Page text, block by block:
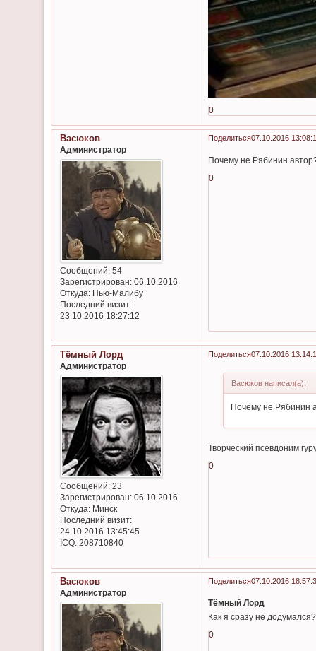
0
Поделиться07.10.2016
Васюков
Администратор
Сообщений:54
Зарегистрирован: 06.10.2016
Откуда:Нью-Малибу
Последний визит:
23.10.2016 18:27:12
Почему не Рябинин
0
Поделиться07.10.2016
Тёмный Лорд
Администратор
Сообщений:23
Зарегистрирован: 06.10.2016
Откуда:Минск
Последний визит:
24.10.2016 13:45:45
ICQ:208710840
Васюков написал(а):
Почему не Рябинин
Творческий псевдоним
0
Поделиться07.10.2016
Васюков
Администратор
Тёмный Лорд
Как я сразу не
0